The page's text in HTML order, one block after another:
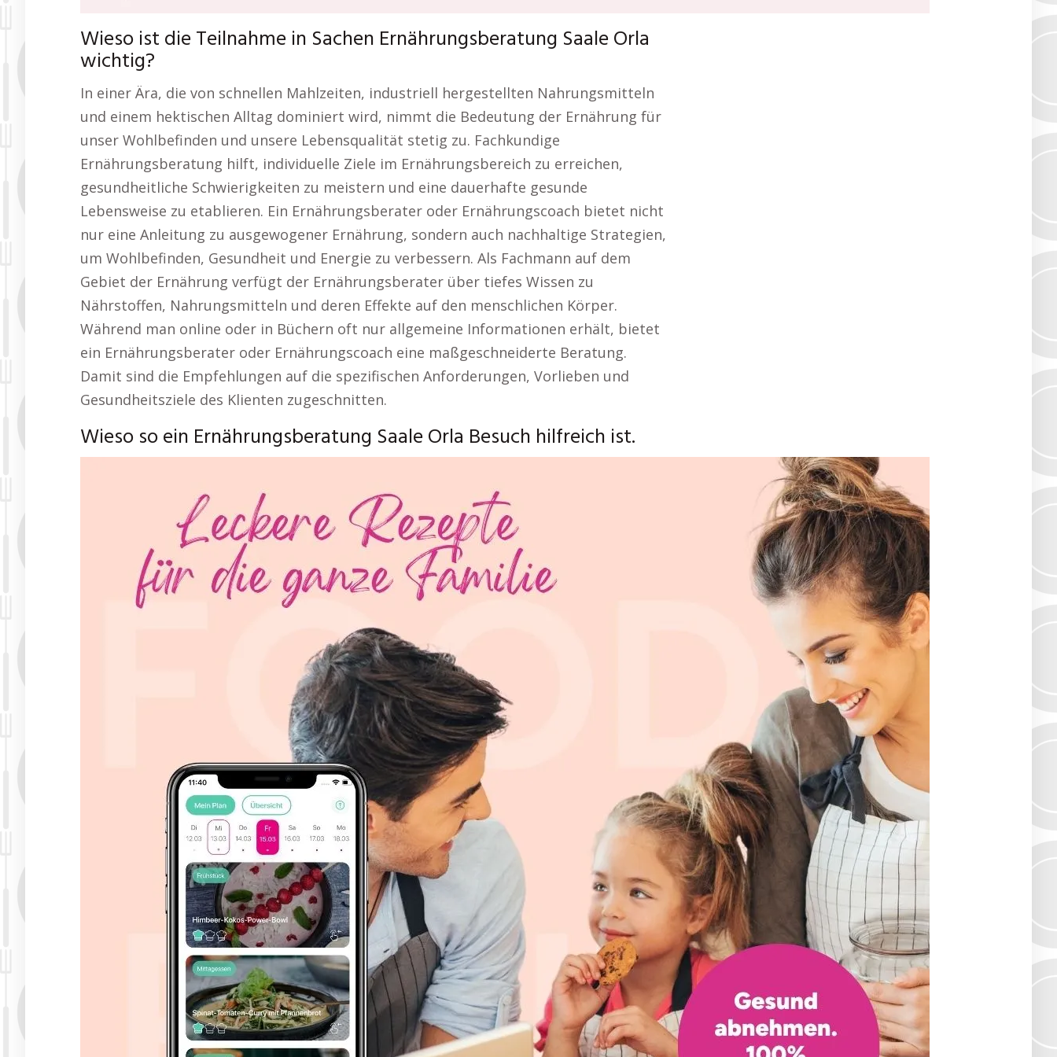
Wieso ist die Teilnahme in Sachen Ernährungsberatung Saale Orla
wichtig?
In einer Ära, die von schnellen Mahlzeiten, industriell hergestellten Nahrungsmitteln
und einem hektischen Alltag dominiert wird, nimmt die Bedeutung der Ernährung für
unser Wohlbefinden und unsere Lebensqualität stetig zu. Fachkundige
Ernährungsberatung hilft, individuelle Ziele im Ernährungsbereich zu erreichen,
gesundheitliche Schwierigkeiten zu meistern und eine dauerhafte gesunde
Lebensweise zu etablieren. Ein Ernährungsberater oder Ernährungscoach bietet nicht
nur eine Anleitung zu ausgewogener Ernährung, sondern auch nachhaltige Strategien,
um Wohlbefinden, Gesundheit und Energie zu verbessern. Als Fachmann auf dem
Gebiet der Ernährung verfügt der Ernährungsberater über tiefes Wissen zu
Nährstoffen, Nahrungsmitteln und deren Effekte auf den menschlichen Körper.
Während man online oder in Büchern oft nur allgemeine Informationen erhält, bietet
ein Ernährungsberater oder Ernährungscoach eine maßgeschneiderte Beratung.
Damit sind die Empfehlungen auf die spezifischen Anforderungen, Vorlieben und
Gesundheitsziele des Klienten zugeschnitten.
Wieso so ein Ernährungsberatung Saale Orla Besuch hilfreich ist.